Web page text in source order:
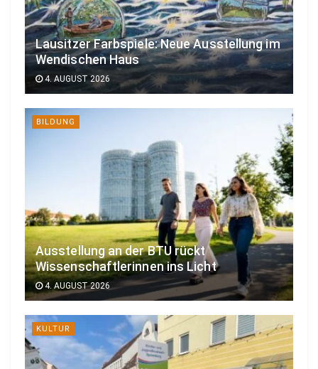
Lausitzer Farbspiele: Neue Ausstellung im
Wendischen Haus
4. AUGUST 2026
BILDUNG
Ausstellung an der BTU rückt
Wissenschaftlerinnen ins Licht
4. AUGUST 2026
KULTUR